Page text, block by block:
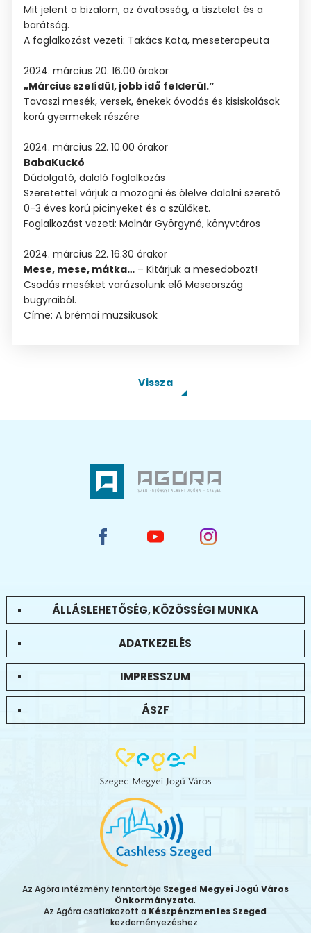
Mit jelent a bizalom, az óvatosság, a tisztelet és a
barátság.
A foglalkozást vezeti: Takács Kata, meseterapeuta
2024. március 20. 16.00 órakor
„Március szelídül, jobb idő felderül.”
Tavaszi mesék, versek, énekek óvodás és kisiskolások
korú gyermekek részére
2024. március 22. 10.00 órakor
BabaKuckó
Dúdolgató, daloló foglalkozás
Szeretettel várjuk a mozogni és ölelve dalolni szerető
0-3 éves korú picinyeket és a szülőket.
Foglalkozást vezeti: Molnár Györgyné, könyvtáros
2024. március 22. 16.30 órakor
Mese, mese, mátka…– Kitárjuk a mesedobozt!
Csodás meséket varázsolunk elő Meseország
bugyraiból.
Címe: A brémai muzsikusok
Vissza
ÁLLÁSLEHETŐSÉG, KÖZÖSSÉGI MUNKA
ADATKEZELÉS
IMPRESSZUM
ÁSZF
Az Agóra intézmény fenntartója Szeged Megyei Jogú Város
Önkormányzata.
Az Agóra csatlakozott a Készpénzmentes Szeged
kezdeményezéshez.